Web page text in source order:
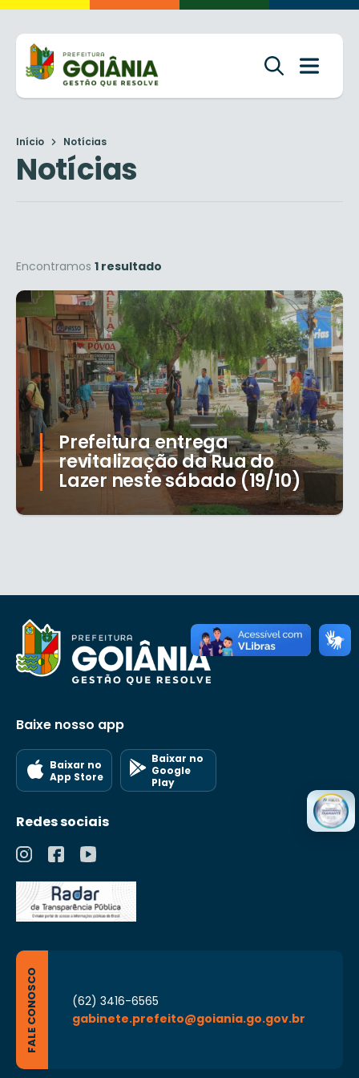
Início Notícias
Notícias
Encontramos 1 resultado
Prefeitura entrega
revitalização da Rua do
Lazer neste sábado (19/10)
Baixe nosso app
Baixar no
App Store
Baixar no
Google
Play
Redes sociais
FALE CONOSCO
(62) 3416-6565
gabinete.prefeito@goiania.go.gov.br